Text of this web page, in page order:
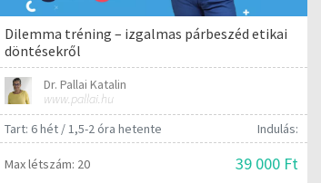
Dilemma tréning – izgalmas párbeszéd etikai
döntésekről
Dr. Pallai Katalin
www.pallai.hu
Tart: 6 hét / 1,5-2 óra hetente
Indulás:
Max létszám: 20 39 000 Ft